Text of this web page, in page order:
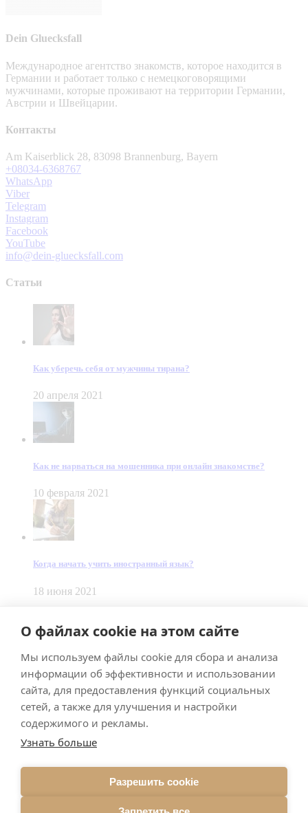
О файлах cookie на этом сайте
Мы используем файлы cookie для сбора и анализа
информации об эффективности и использовании
сайта, для предоставления функций социальных
сетей, а также для улучшения и настройки
содержимого и рекламы.
Узнать больше
Разрешить cookie
Dein Gluecksfall
Международное агентство знакомств, которое находится в
Германии и работает только с немецкоговорящими
мужчинами, которые проживают на территории Германии,
Австрии и Швейцарии.
Контакты
Am Kaiserblick 28, 83098 Brannenburg, Bayern
+08034-6368767
WhatsApp
Viber
Telegram
Instagram
Facebook
YouTube
info@dein-gluecksfall.com
Статьи
Как уберечь себя от мужчины тирана?
20 апреля 2021
Как не нарваться на мошенника при онлайн знакомстве?
10 февраля 2021
Когда начать учить иностранный язык?
18 июня 2021
Made bySmart Team
ImpressumDatenschutz
Подписывайтесь на меня в Телеграм
Подписаться